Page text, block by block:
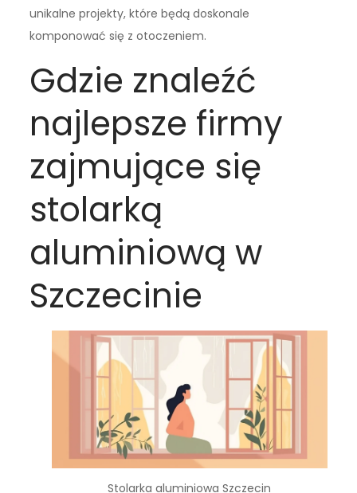
unikalne projekty, które będą doskonale
komponować się z otoczeniem.
Gdzie znaleźć
najlepsze firmy
zajmujące się
stolarką
aluminiową w
Szczecinie
Stolarka aluminiowa Szczecin